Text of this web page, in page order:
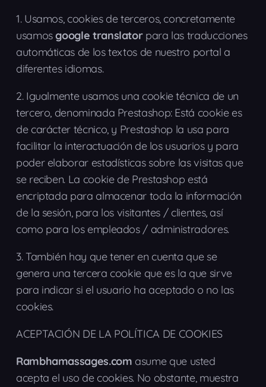
1. Usamos, cookies de terceros, concretamente
usamosgoogle translator para las traducciones
automáticas de los textos de nuestro portal a
diferentes idiomas.
2. Igualmente usamos una cookie técnica de un
tercero, denominada Prestashop: Está cookie es
de carácter técnico, y Prestashop la usa para
facilitar la interactuación de los usuarios y para
poder elaborar estadísticas sobre las visitas que
se reciben. La cookie de Prestashop está
encriptada para almacenar toda la información
de la sesión, para los visitantes / clientes, así
como para los empleados / administradores.
3.También hay que tener en cuenta que se
genera una tercera cookie que es la que sirve
para indicar si el usuario ha aceptado o no las
cookies.
ACEPTACIÓN DE LA POLÍTICA DE COOKIES
Rambhamassages.com asume que usted
acepta el uso de cookies. No obstante, muestra